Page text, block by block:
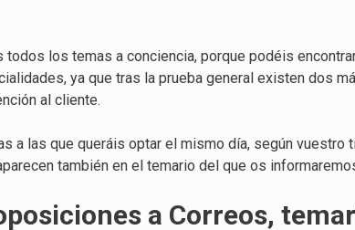
los temas a conciencia, porque podéis
ya que tras la prueba general existen dos
al cliente.
a las que queráis optar el mismo día, según vuestro
también en el temario del que os
a Correos,